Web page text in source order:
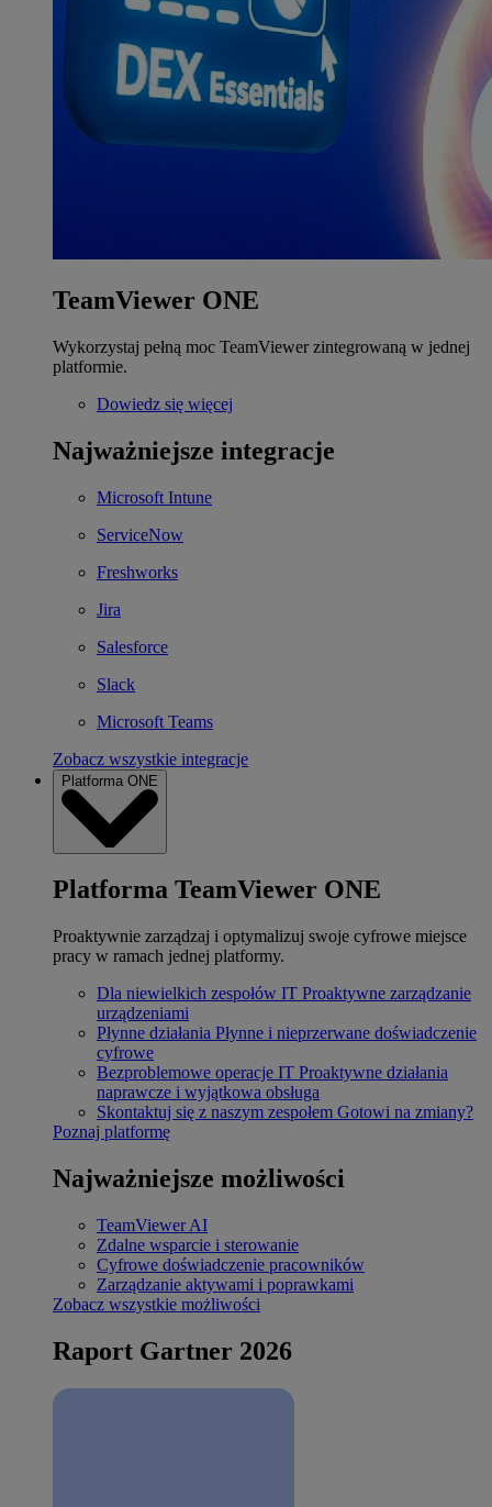
TeamViewer ONE
Wykorzystaj pełną moc TeamViewer zintegrowaną w jednej
platformie.
Dowiedz się więcej
Najważniejsze integracje
Microsoft Intune
ServiceNow
Freshworks
Jira
Salesforce
Slack
Microsoft Teams
Zobacz wszystkie integracje
Platforma ONE
Platforma TeamViewer ONE
Proaktywnie zarządzaj i optymalizuj swoje cyfrowe miejsce
pracy w ramach jednej platformy.
Dla niewielkich zespołów IT Proaktywne zarządzanie
urządzeniami
Płynne działania Płynne i nieprzerwane doświadczenie
cyfrowe
Bezproblemowe operacje IT Proaktywne działania
naprawcze i wyjątkowa obsługa
Skontaktuj się z naszym zespołem Gotowi na zmiany?
Poznaj platformę
Najważniejsze możliwości
TeamViewer AI
Zdalne wsparcie i sterowanie
Cyfrowe doświadczenie pracowników
Zarządzanie aktywami i poprawkami
Zobacz wszystkie możliwości
Raport Gartner 2026